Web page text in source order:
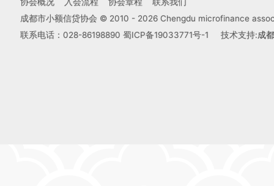
成都市小额信贷协会 © 2010 - 2026 Chengdu microfinance
联系电话：028-86198890 蜀ICP备19033771号-1 技术支持:成